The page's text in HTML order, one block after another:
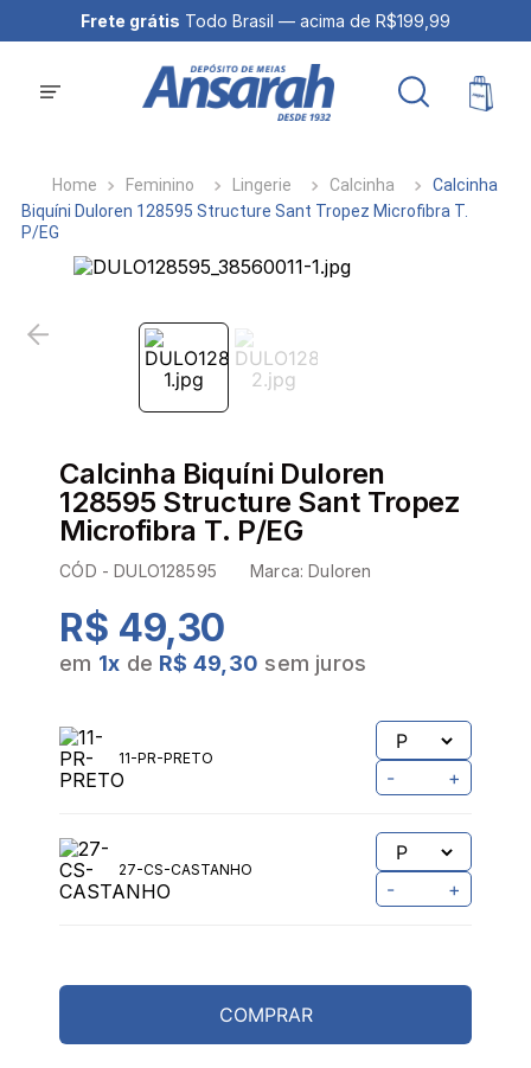
Frete grátis Todo Brasil — acima de R$199,99
Feminino Lingerie Calcinha
Calcinha
Biquíni Duloren 128595 Structure Sant Tropez Microfibra T.
P/EG
Calcinha Biquíni Duloren
128595 Structure Sant Tropez
Microfibra T. P/EG
CÓD -DULO128595 Marca:Duloren
R$ 49,30
em 1x de R$ 49,30 sem juros
TABELA DE MEDIDAS
- +
- +